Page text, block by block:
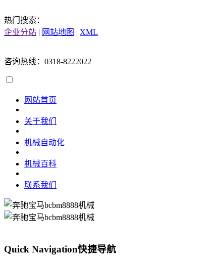
热门搜索：
企业分站 | 网站地图 | XML
咨询热线：0318-8222022
网站首页
|
关于我们
|
机械自动化
|
机械百科
|
联系我们
Quick Navigation快捷导航